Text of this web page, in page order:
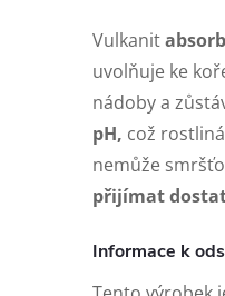
Vulkanit
uvolňuje ke
nádoby a
pH, což
nemůže
přijímat
Informace k